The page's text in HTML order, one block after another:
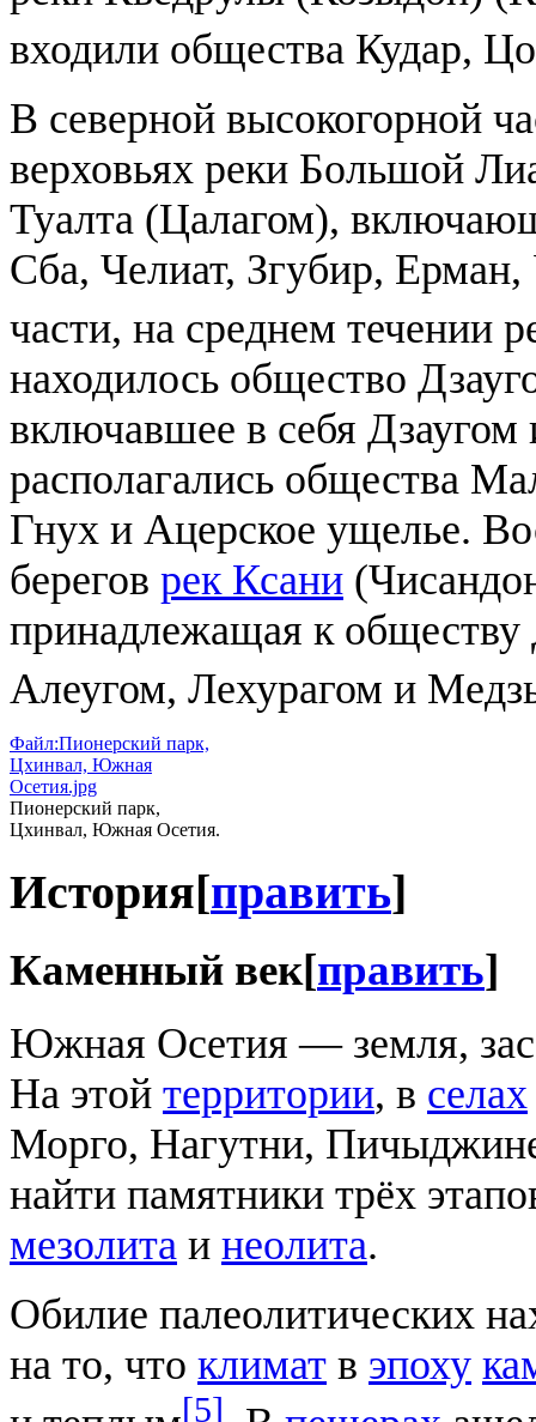
входили общества Кудар,
В северной высокогорной
верховьях реки Большой
Туалта (Цалагом),
Сба, Челиат, Згубир,
части, на среднем течении
находилось общество
включавшее в себя Дзаугом
располагались общества
Гнух и Ацерское ущелье.
берегов рек Ксани
принадлежащая к
Алеугом, Лехурагом и
Файл:Пионерский парк,
Цхинвал, Южная
Осетия.jpg
Пионерский парк,
Цхинвал, Южная Осетия.
История[править]
Каменный век[править]
Южная Осетия — земля,
На этой территории, в селах
Морго, Нагутни,
найти памятники трёх
мезолита и неолита.
Обилие палеолитических
на то, что климат в эпоху
[5]